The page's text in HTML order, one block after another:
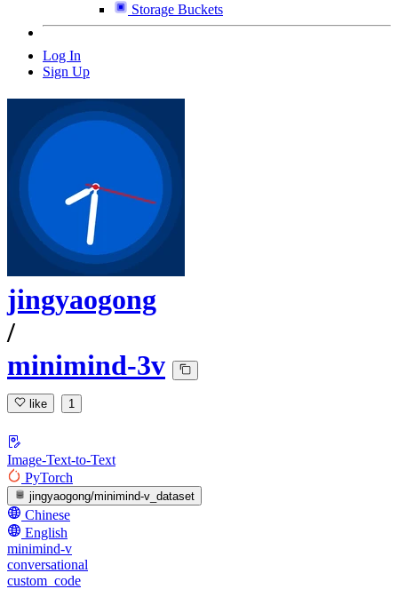
Storage Buckets
Log In
Sign Up
jingyaogong
/
minimind-3v
like 1
Image-Text-to-Text
PyTorch
jingyaogong/minimind-v_dataset
Chinese
English
minimind-v
conversational
custom_code